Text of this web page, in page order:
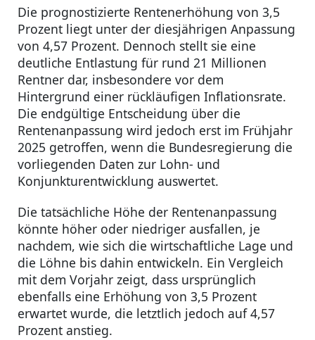
Die prognostizierte Rentenerhöhung von 3,5
Prozent liegt unter der diesjährigen Anpassung
von 4,57 Prozent. Dennoch stellt sie eine
deutliche Entlastung für rund 21 Millionen
Rentner dar, insbesondere vor dem
Hintergrund einer rückläufigen Inflationsrate.
Die endgültige Entscheidung über die
Rentenanpassung wird jedoch erst im Frühjahr
2025 getroffen, wenn die Bundesregierung die
vorliegenden Daten zur Lohn- und
Konjunkturentwicklung auswertet.
Die tatsächliche Höhe der Rentenanpassung
könnte höher oder niedriger ausfallen, je
nachdem, wie sich die wirtschaftliche Lage und
die Löhne bis dahin entwickeln. Ein Vergleich
mit dem Vorjahr zeigt, dass ursprünglich
ebenfalls eine Erhöhung von 3,5 Prozent
erwartet wurde, die letztlich jedoch auf 4,57
Prozent anstieg.